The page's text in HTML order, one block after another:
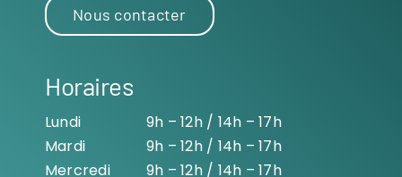
Nous contacter
Horaires
Lundi
9h – 12h / 14h – 17h
Mardi
9h – 12h / 14h – 17h
Mercredi
9h – 12h / 14h – 17h